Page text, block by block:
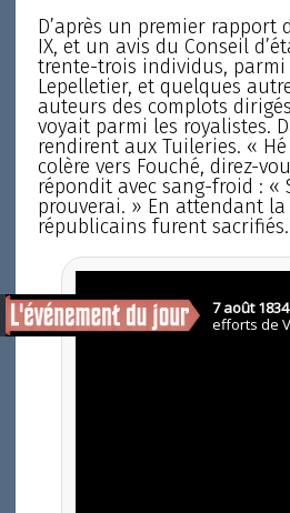
D’après un premier
IX, et un avis du Conseil
trente-trois individus, parmi
Lepelletier, et quelques
auteurs des complots
voyait parmi les royalistes.
rendirent aux Tuileries. «
colère vers Fouché, direz-
répondit avec sang-froid : «
prouverai. » En attendant
républicains furent sacrifiés.